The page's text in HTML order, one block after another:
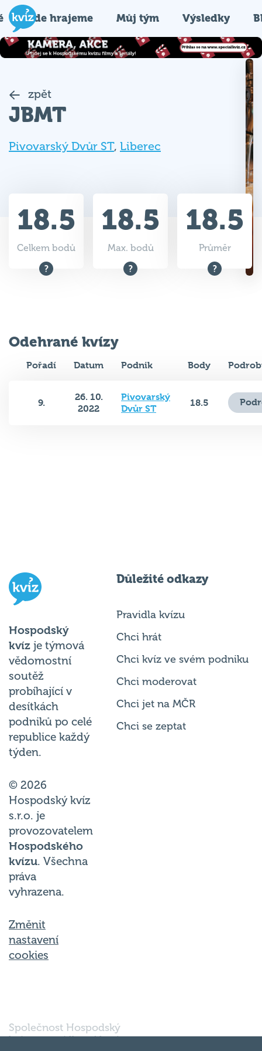
Kde hrajeme Můj tým Výsledky
zpět
JBMT
Pivovarský Dvůr ST, Liberec
18.5
Celkem bodů
18.5
Max. bodů
18.5
Průměr
Odehrané kvízy
Pořadí Datum Podnik Body
9.
26. 10.
2022
Pivovarský
Dvůr ST
18.5
Hospodský
kvíz je týmová
vědomostní
soutěž
probíhající v
desítkách
podniků po celé
republice každý
týden.
© 2026
Hospodský kvíz
s.r.o. je
provozovatelem
Hospodského
kvízu. Všechna
práva
vyhrazena.
Změnit
nastavení
cookies
Důležité odkazy
Pravidla kvízu
Chci hrát
Chci kvíz ve svém podniku
Chci moderovat
Chci jet na MČR
Chci se zeptat
Společnost Hospodský
kvíz s.r.o., sídlem Nové